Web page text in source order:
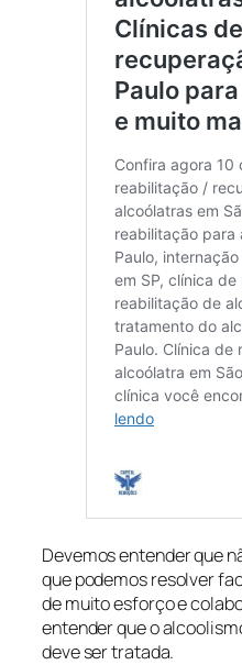
Devemos entender que
que podemos resolver
de muito esforço e
entender que o
deve ser tratada.